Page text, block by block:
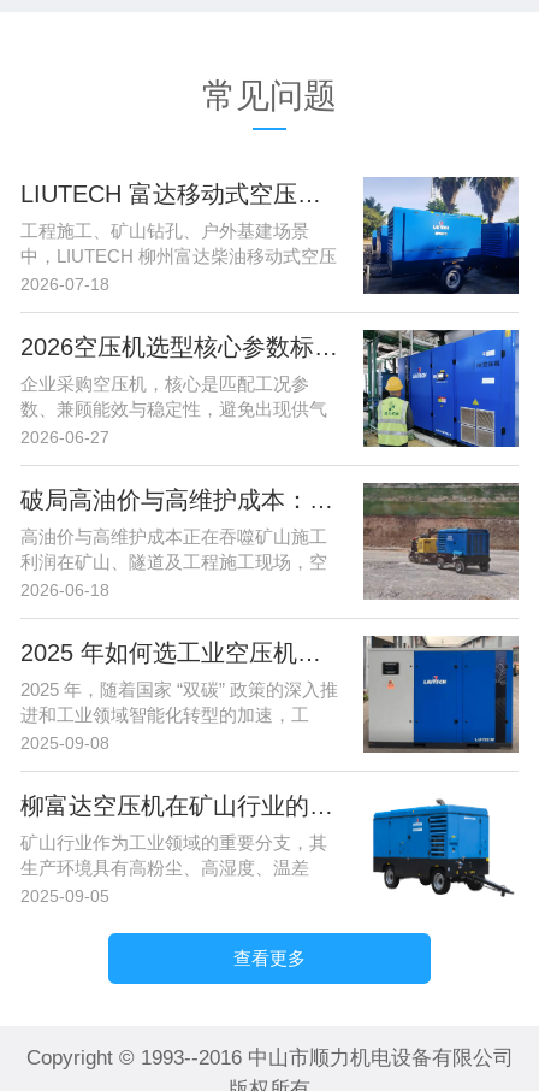
常见问题
LIUTECH 富达移动式空压机分级维保全指南｜从班前巡检到 1000 小时整机大修
工程施工、矿山钻孔、户外基建场景
中，LIUTECH 柳州富达柴油移动式空压
机是现...
2026-07-18
2026空压机选型核心参数标准，工厂采购必看实操指南
企业采购空压机，核心是匹配工况参
数、兼顾能效与稳定性，避免出现供气
不足、能耗超标...
2026-06-27
破局高油价与高维护成本：柳州富达新能源空压机组合方案重磅发布
高油价与高维护成本正在吞噬矿山施工
利润在矿山、隧道及工程施工现场，空
压机通常需要...
2026-06-18
2025 年如何选工业空压机？柳州富达空压机 3 大选型维度帮你避坑
2025 年，随着国家 “双碳” 政策的深入推
进和工业领域智能化转型的加速，工
业...
2025-09-08
柳富达空压机在矿山行业的应用案例：高粉尘环境下的连续运行解决方案
矿山行业作为工业领域的重要分支，其
生产环境具有高粉尘、高湿度、温差
大、24 小时...
2025-09-05
查看更多
Copyright © 1993--2016 中山市顺力机电设备有限公司